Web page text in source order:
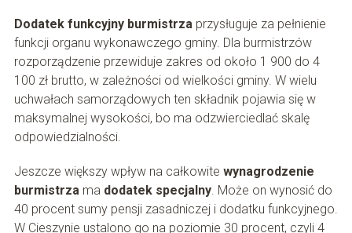
Dodatek funkcyjny burmistrzaprzysługuje za pełnienie
funkcji organu wykonawczego gminy. Dla burmistrzów
rozporządzenie przewiduje zakres od około 1 900 do 4
100 zł brutto, w zależności od wielkości gminy. W wielu
uchwałach samorządowych ten składnik pojawia się w
maksymalnej wysokości, bo ma odzwierciedlać skalę
odpowiedzialności.
Jeszcze większy wpływ na całkowite wynagrodzenie
burmistrzama dodatek specjalny. Może on wynosić do
40 procent sumy pensji zasadniczej i dodatku funkcyjnego.
W Cieszynie ustalono go na poziomie 30 procent, czyli 4